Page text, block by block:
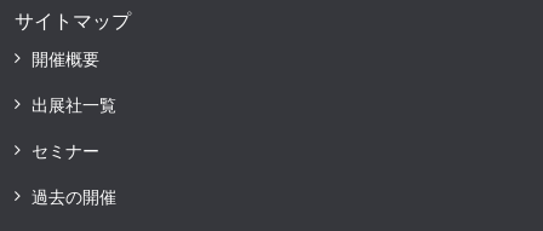
サイトマップ
開催概要
出展社一覧
セミナー
過去の開催